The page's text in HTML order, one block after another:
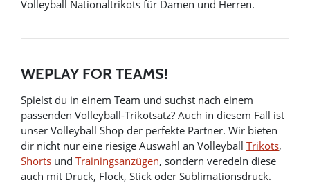
Volleyball Nationaltrikots für Damen und Herren.
WEPLAY FOR TEAMS!
Spielst du in einem Team und suchst nach einem
passenden Volleyball-Trikotsatz? Auch in diesem Fall ist
unser Volleyball Shop der perfekte Partner. Wir bieten
dir nicht nur eine riesige Auswahl an Volleyball Trikots,
Shorts und Trainingsanzügen, sondern veredeln diese
auch mit Druck, Flock, Stick oder Sublimationsdruck.